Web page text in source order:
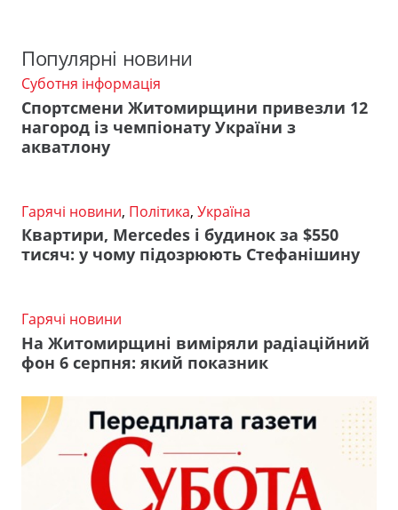
Популярні новини
Суботня інформація
Спортсмени Житомирщини привезли 12
нагород із чемпіонату України з
акватлону
Гарячі новини, Політика, Україна
Квартири, Mercedes і будинок за $550
тисяч: у чому підозрюють Стефанішину
Гарячі новини
На Житомирщині виміряли радіаційний
фон 6 серпня: який показник